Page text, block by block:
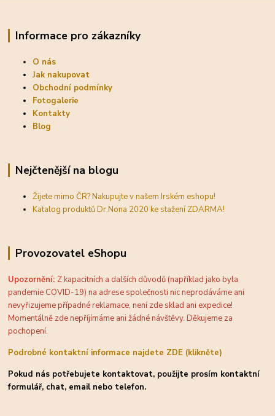
Informace pro zákazníky
O nás
Jak nakupovat
Obchodní podmínky
Fotogalerie
Kontakty
Blog
Nejčtenější na blogu
Žijete mimo ČR? Nakupujte v našem Irském eshopu!
Katalog produktů Dr.Nona 2020 ke stažení ZDARMA!
Provozovatel eShopu
Upozornění: Z kapacitních a dalších důvodů (například jako byla
pandemie COVID-19) na adrese společnosti nic neprodáváme ani
nevyřizujeme případné reklamace, není zde sklad ani expedice!
Momentálně zde nepříjímáme ani žádné návštěvy. Děkujeme za
pochopení.
Podrobné kontaktní informace najdete ZDE (klikněte)
Pokud nás potřebujete kontaktovat, použijte prosím kontaktní
formulář, chat, email nebo telefon.